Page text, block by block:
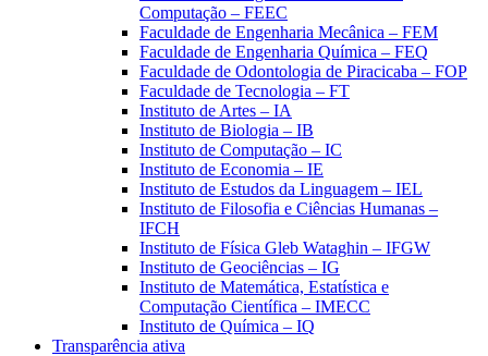
Computação – FEEC
Faculdade de Engenharia Mecânica – FEM
Faculdade de Engenharia Química – FEQ
Faculdade de Odontologia de Piracicaba – FOP
Faculdade de Tecnologia – FT
Instituto de Artes – IA
Instituto de Biologia – IB
Instituto de Computação – IC
Instituto de Economia – IE
Instituto de Estudos da Linguagem – IEL
Instituto de Filosofia e Ciências Humanas –
IFCH
Instituto de Física Gleb Wataghin – IFGW
Instituto de Geociências – IG
Instituto de Matemática, Estatística e
Computação Científica – IMECC
Instituto de Química – IQ
Transparência ativa